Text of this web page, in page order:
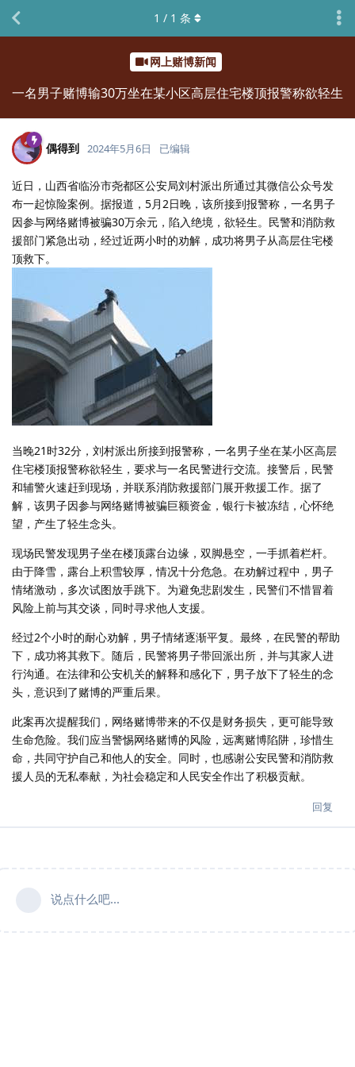
网上赌博新闻
一名男子赌博输30万坐在某小区高层住宅楼顶报警称欲轻生
1 / 1 条
偶得到 2024年5月6日 已编辑
近日，山西省临汾市尧都区公安局刘村派出所通过其微信公众号发
布一起惊险案例。据报道，5月2日晚，该所接到报警称，一名男子
因参与网络赌博被骗30万余元，陷入绝境，欲轻生。民警和消防救
援部门紧急出动，经过近两小时的劝解，成功将男子从高层住宅楼
顶救下。
当晚21时32分，刘村派出所接到报警称，一名男子坐在某小区高层
住宅楼顶报警称欲轻生，要求与一名民警进行交流。接警后，民警
和辅警火速赶到现场，并联系消防救援部门展开救援工作。据了
解，该男子因参与网络赌博被骗巨额资金，银行卡被冻结，心怀绝
望，产生了轻生念头。
现场民警发现男子坐在楼顶露台边缘，双脚悬空，一手抓着栏杆。
由于降雪，露台上积雪较厚，情况十分危急。在劝解过程中，男子
情绪激动，多次试图放手跳下。为避免悲剧发生，民警们不惜冒着
风险上前与其交谈，同时寻求他人支援。
经过2个小时的耐心劝解，男子情绪逐渐平复。最终，在民警的帮助
下，成功将其救下。随后，民警将男子带回派出所，并与其家人进
行沟通。在法律和公安机关的解释和感化下，男子放下了轻生的念
头，意识到了赌博的严重后果。
此案再次提醒我们，网络赌博带来的不仅是财务损失，更可能导致
生命危险。我们应当警惕网络赌博的风险，远离赌博陷阱，珍惜生
命，共同守护自己和他人的安全。同时，也感谢公安民警和消防救
援人员的无私奉献，为社会稳定和人民安全作出了积极贡献。
回复
说点什么吧...